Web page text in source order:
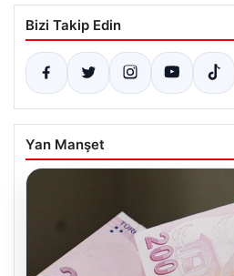
Bizi Takip Edin
Yan Manşet